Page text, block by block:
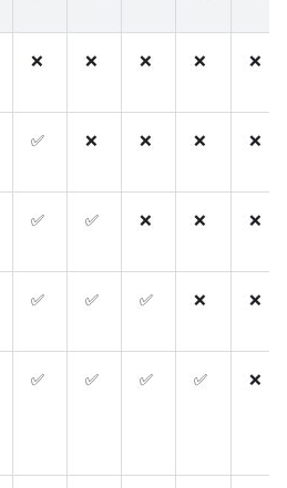
❌ ❌ ❌ ❌ ❌
✅ ❌ ❌ ❌ ❌
✅ ✅ ❌ ❌ ❌
✅ ✅ ✅ ❌ ❌
✅ ✅ ✅ ✅ ❌